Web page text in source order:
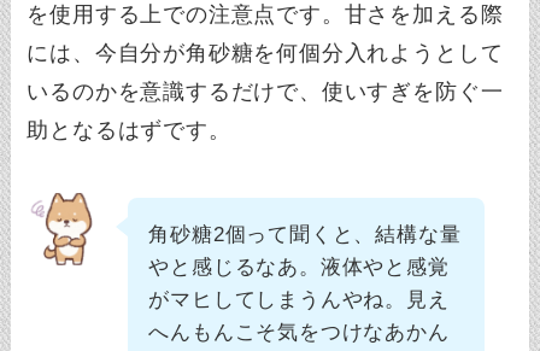
を使用する上での注意点です。甘さを加える際
には、今自分が角砂糖を何個分入れようとして
いるのかを意識するだけで、使いすぎを防ぐ一
助となるはずです。
角砂糖2個って聞くと、結構な量
やと感じるなあ。液体やと感覚
がマヒしてしまうんやね。見え
へんもんこそ気をつけなあかん